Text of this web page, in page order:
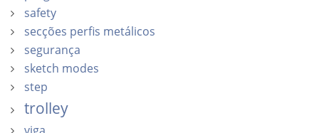
safety
secções perfis metálicos
segurança
sketch modes
step
trolley